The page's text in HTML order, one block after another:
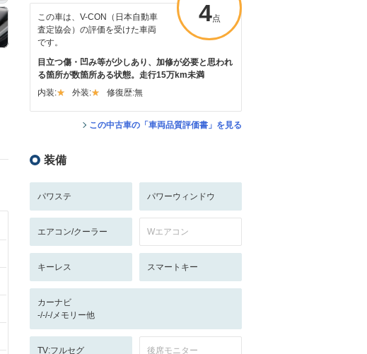
4点
この車は、V-CON（日本自動車
査定協会）の評価を受けた車両
です。
目立つ傷・凹み等が少しあり、加修が必要と思われ
る箇所が数箇所ある状態。走行15万km未満
内装:
外装: 修復歴:無
この中古車の「車両品質評価書」を見る
装備
パワステ パワーウィンドウ
エアコン/クーラー Wエアコン
キーレス スマートキー
カーナビ
-/-/-/メモリー他
TV:フルセグ 後席モニター